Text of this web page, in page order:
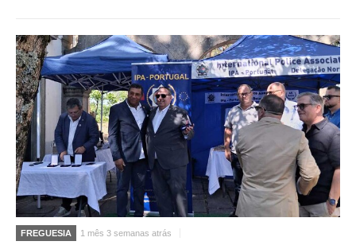
FREGUESIA 1 mês 3 semanas atrás